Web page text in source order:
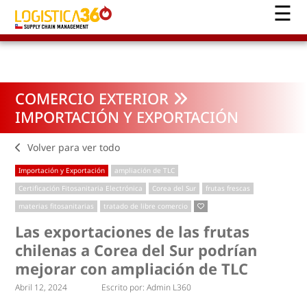
COMERCIO EXTERIOR
IMPORTACIÓN Y EXPORTACIÓN
Volver para ver todo
Importación y Exportación
ampliación de TLC
Certificación Fitosanitaria Electrónica
Corea del Sur
frutas frescas
materias fitosanitarias
tratado de libre comercio
Las exportaciones de las frutas
chilenas a Corea del Sur podrían
mejorar con ampliación de TLC
Abril 12, 2024 Escrito por: Admin L360